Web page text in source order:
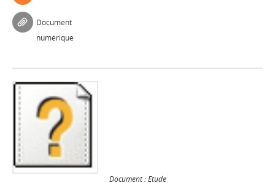
Document
numérique
Document : Etude